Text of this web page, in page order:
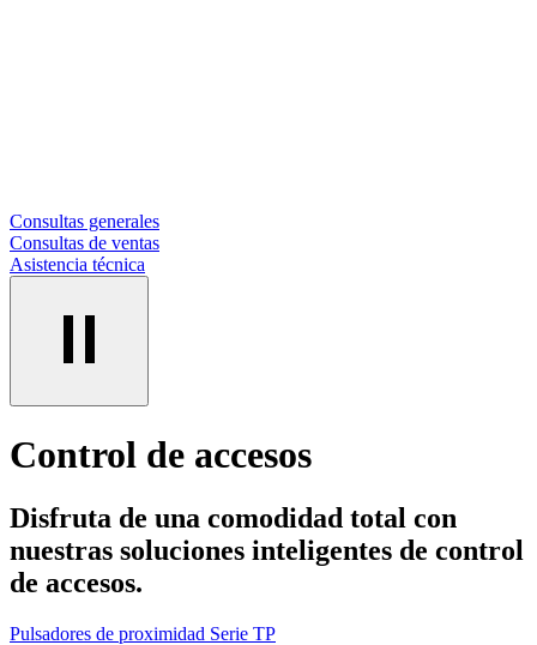
Consultas generales
Consultas de ventas
Asistencia técnica
Control de accesos
Disfruta de una comodidad total con
nuestras soluciones inteligentes de control
de accesos.
Pulsadores de proximidad Serie TP